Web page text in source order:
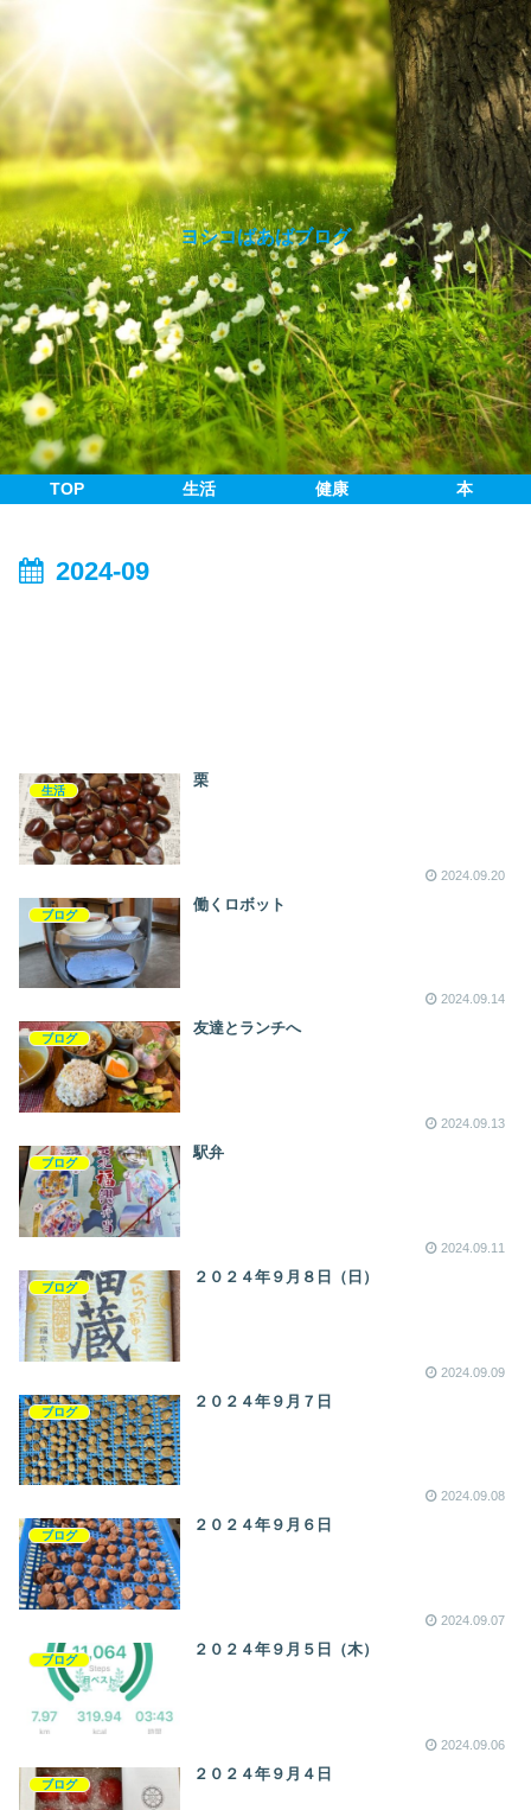
ヨシコばあばブログ
TOP 生活 健康 本
2024-09
生活
栗
2024.09.20
ブログ
働くロボット
2024.09.14
ブログ
友達とランチへ
2024.09.13
ブログ
駅弁
2024.09.11
ブログ
２０２４年９月８日（日）
2024.09.09
ブログ
２０２４年９月７日
2024.09.08
ブログ
２０２４年９月６日
2024.09.07
ブログ
２０２４年９月５日（木）
2024.09.06
ブログ
２０２４年９月４日